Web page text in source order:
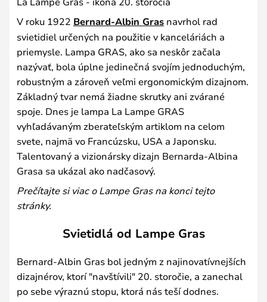
V roku 1922 Bernard-Albin Gras navrhol rad
svietidiel určených na použitie v kanceláriách a
priemysle. Lampa GRAS, ako sa neskôr začala
nazývať, bola úplne jedinečná svojím jednoduchým,
robustným a zároveň veľmi ergonomickým dizajnom.
Základný tvar nemá žiadne skrutky ani zvárané
spoje. Dnes je lampa La Lampe GRAS
vyhľadávaným zberateľským artiklom na celom
svete, najmä vo Francúzsku, USA a Japonsku.
Talentovaný a vizionársky dizajn Bernarda-Albina
Grasa sa ukázal ako nadčasový.
Prečítajte si viac o Lampe Gras na konci tejto
stránky.
Svietidlá od Lampe Gras
Bernard-Albin Gras bol jedným z najinovatívnejších
dizajnérov, ktorí "navštívili" 20. storočie, a zanechal
po sebe výraznú stopu, ktorá nás teší dodnes.